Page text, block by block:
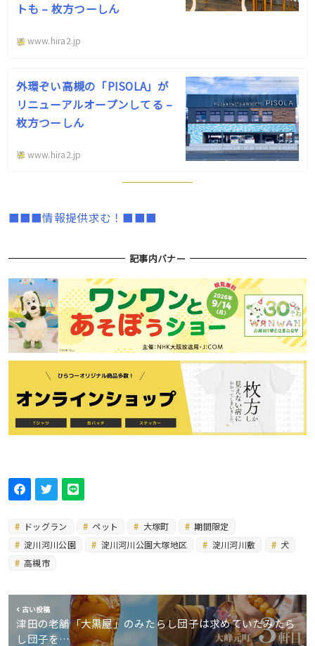
トも – 枚方つーしん
www.hira2.jp
外環ぞい高槻の「PISOLA」が
リニューアルオープンしてる –
枚方つーしん
www.hira2.jp
■■■情報提供求む！■■■
記事内バナー
ドッグラン ペット 大塚町
期間限定
淀川河川公園
淀川河川公園大塚地区 淀川河川敷
犬
高槻市
古い投稿
津田の老舗「大黒屋」のみたらし団子は求めていたみたら
し団子を…